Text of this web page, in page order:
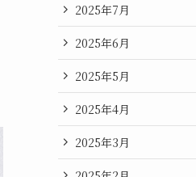
2025年7月
2025年6月
2025年5月
2025年4月
2025年3月